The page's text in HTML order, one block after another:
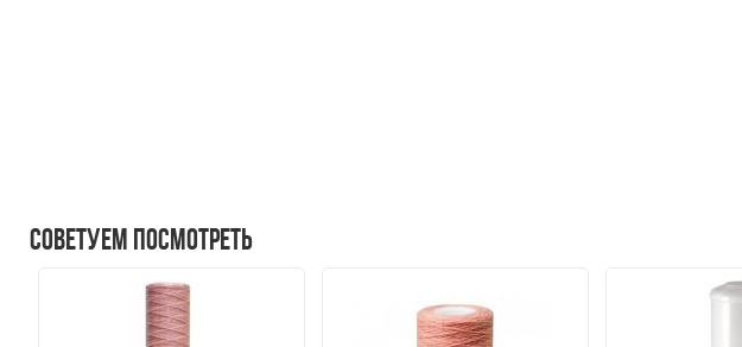
Советуем посмотреть